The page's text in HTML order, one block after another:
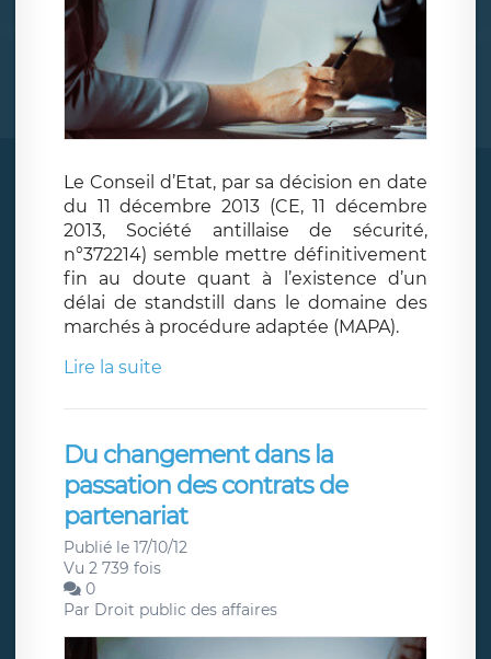
Le Conseil d’Etat, par sa décision en date
du 11 décembre 2013 (CE, 11 décembre
2013, Société antillaise de sécurité,
n°372214) semble mettre définitivement
fin au doute quant à l’existence d’un
délai de standstill dans le domaine des
marchés à procédure adaptée (MAPA).
Lire la suite
Du changement dans la
passation des contrats de
partenariat
Publié le 17/10/12
Vu 2 739 fois
0
Par Droit public des affaires